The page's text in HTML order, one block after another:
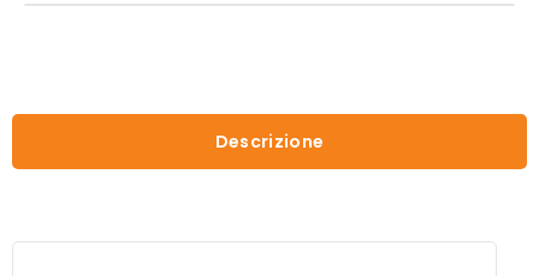
Descrizione